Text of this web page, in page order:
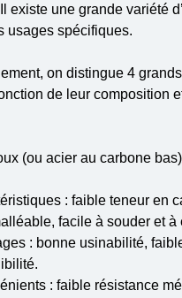
existe une grande variété
usages spécifiques.
on distingue 4 grands
de leur composition
(ou acier au carbone bas)
: faible teneur en
facile à souder et à
: bonne usinabilité,
: faible résistance